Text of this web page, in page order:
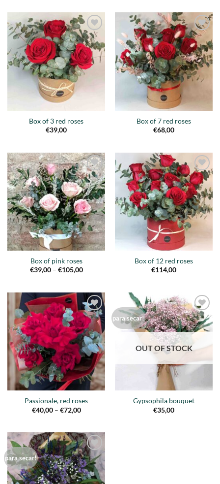
€159,00
Añadir
a la
lista de
deseos
Box of 3 red roses
€39,00
Añadir
a la
lista de
deseos
Box of 7 red roses
€68,00
Añadir
a la
lista de
deseos
Box of pink roses
€39,00 – €105,00Price
€105,00
Añadir
a la
lista de
deseos
Box of 12 red roses
€114,00
Añadir
a la
lista de
deseos
Passionale, red roses
€40,00 – €72,00Price
€72,00
para secar!
Añadir
a la
lista de
OUT OF STOCK
Gypsophila bouquet
€35,00
para secar!
Añadir
a la
lista de
deseos